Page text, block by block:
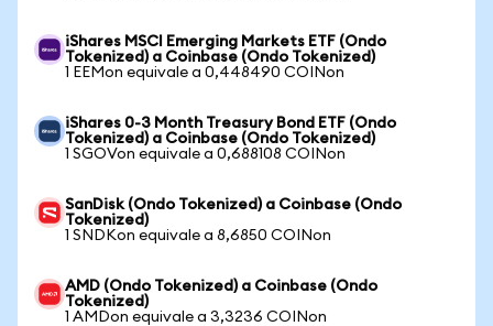
iShares MSCI Emerging Markets ETF (Ondo
Tokenized) a Coinbase (Ondo Tokenized)
1 EEMon equivale a 0,448490 COINon
iShares 0-3 Month Treasury Bond ETF (Ondo
Tokenized) a Coinbase (Ondo Tokenized)
1 SGOVon equivale a 0,688108 COINon
SanDisk (Ondo Tokenized) a Coinbase (Ondo
Tokenized)
1 SNDKon equivale a 8,6850 COINon
AMD (Ondo Tokenized) a Coinbase (Ondo
Tokenized)
1 AMDon equivale a 3,3236 COINon